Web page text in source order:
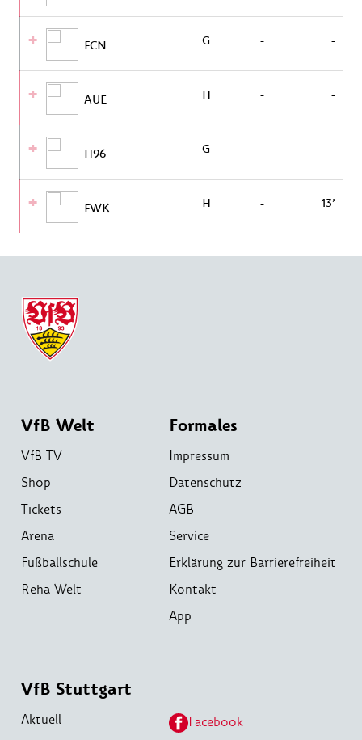
FCN G - -
AUE H - -
H96 G - -
FWK H - 13’
VfB Welt
VfB TV
Shop
Tickets
Arena
Fußballschule
Reha-Welt
Formales
Impressum
Datenschutz
AGB
Service
Erklärung zur Barrierefreiheit
Kontakt
App
VfB Stuttgart
Aktuell
Facebook